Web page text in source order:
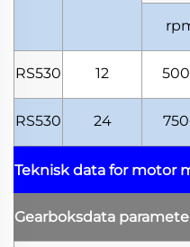
RS530 12
RS530 24
Teknisk data for motor
Gearboksdata